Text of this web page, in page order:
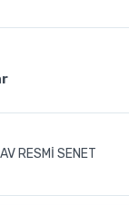
RESMİ SENET